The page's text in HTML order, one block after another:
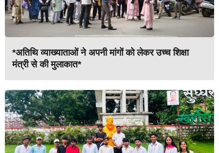
*अतिथि व्याख्याताओं ने अपनी मांगों को लेकर उच्च शिक्षा
मंत्री से की मुलाकात*